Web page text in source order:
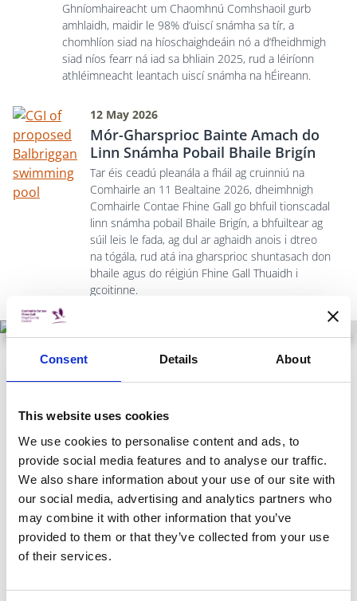
Consent Details About
This website uses cookies
We use cookies to personalise content and ads, to
provide social media features and to analyse our traffic.
We also share information about your use of our site with
our social media, advertising and analytics partners who
may combine it with other information that you’ve
provided to them or that they’ve collected from your use
of their services.
Ghníomhaireacht um Chaomhnú Comhshaoil gurb
amhlaidh, maidir le 98% d’uiscí snámha sa tír, a
chomhlíon siad na híoschaighdeáin nó a d’fheidhmigh
siad níos fearr ná iad sa bhliain 2025, rud a léiríonn
athléimneacht leantach uiscí snámha na hÉireann.
12 May 2026
Mór-Gharsprioc Bainte Amach do
Linn Snámha Pobail Bhaile Brigín
Tar éis ceadú pleanála a fháil ag cruinniú na
Comhairle an 11 Bealtaine 2026, dheimhnigh
Comhairle Contae Fhine Gall go bhfuil tionscadal
linn snámha pobail Bhaile Brigín, a bhfuiltear ag
súil leis le fada, ag dul ar aghaidh anois i dtreo
na tógála, rud atá ina gharsprioc shuntasach don
bhaile agus do réigiún Fhine Gall Thuaidh i
gcoitinne.
VISITOR
Áilleacht Fhine Gall a Fhiosrú
Tá Fine Gall suite i ngar do Chathair Bhaile Átha Cliath agus
tá Aerfort Bhaile Átha Cliath suite ann agus cuireann Fine
Gall i mBaile Átha Cliath na rudaí is fearr ar fáil atá in
Éirinn; draíocht an tseandomhain, radharc tíre, agus
oidhreacht shaibhir.